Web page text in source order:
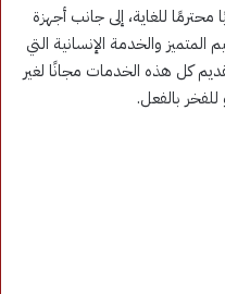
للغاية، إلى جانب أجهزة
والخدمة الإنسانية التي
كل هذه الخدمات مجانًا لغير
بالفعل.